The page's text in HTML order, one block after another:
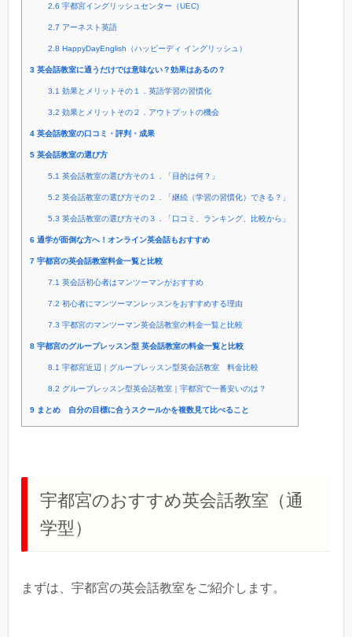
2.6 宇都宮イングリッシュセンター（UEC)
2.7 アーネスト英語
2.8 HappyDayEnglish（ハッピーディ イングリッシュ）
3 英会話教室に通うだけでは意味ない？効果はあるの？
3.1 効果とメリットその１．英語学習の習慣化
3.2 効果とメリットその２．アウトプットの機会
4 英会話教室の口コミ・評判・成果
5 英会話教室の選び方
5.1 英会話教室の選び方その１．「目的は何？」
5.2 英会話教室の選び方その２．「継続（学習の習慣化）できる？」
5.3 英会話教室の選び方その３．「口コミ、ランキング、比較から」
6 通学が面倒な方へ！オンライン英会話もおすすめ
7 宇都宮の英会話教室料金一覧と比較
7.1 英会話初心者はマンツーマンがおすすめ
7.2 初心者にマンツーマンレッスンをおすすめする理由
7.3 宇都宮のマンツーマン英会話教室の料金一覧と比較
8 宇都宮のグループレッスン型 英会話教室の料金一覧と比較
8.1 宇都宮近辺｜グループレッスン型英会話教室 料金比較
8.2 グループレッスン型英会話教室｜宇都宮で一番安いのは？
9 まとめ 自分の目標に合うスクールかを複数見て比べること
宇都宮のおすすめ英会話教室（通
学型）
まずは、宇都宮の英会話教室をご紹介します。